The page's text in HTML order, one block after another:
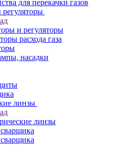
для перекачки газов
и регуляторы
расхода газа
насадки
линзы
линзы